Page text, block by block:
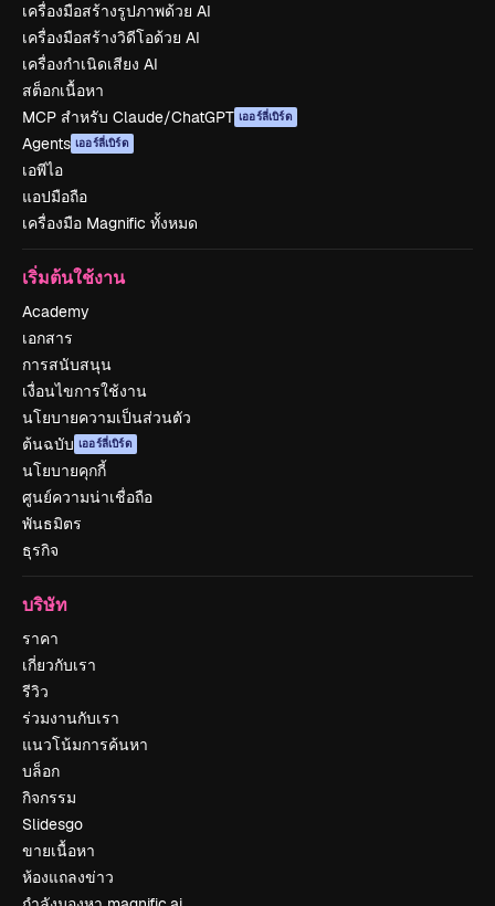
เครื่องมือสร้างรูปภาพด้วย AI
เครื่องมือสร้างวิดีโอด้วย AI
เครื่องกำเนิดเสียง AI
สต็อกเนื้อหา
MCP สำหรับ Claude/ChatGPT เออร์ลี่เบิร์ด
Agents เออร์ลี่เบิร์ด
เอพีไอ
แอปมือถือ
เครื่องมือ Magnific ทั้งหมด
เริ่มต้นใช้งาน
Academy
เอกสาร
การสนับสนุน
เงื่อนไขการใช้งาน
นโยบายความเป็นส่วนตัว
ต้นฉบับ เออร์ลี่เบิร์ด
นโยบายคุกกี้
ศูนย์ความน่าเชื่อถือ
พันธมิตร
ธุรกิจ
บริษัท
ราคา
เกี่ยวกับเรา
รีวิว
ร่วมงานกับเรา
แนวโน้มการค้นหา
บล็อก
กิจกรรม
Slidesgo
ขายเนื้อหา
ห้องแถลงข่าว